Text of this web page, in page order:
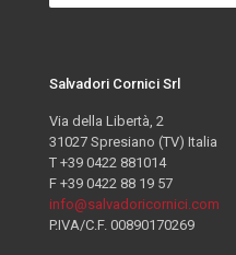
Salvadori Cornici Srl
Via della Libertà, 2
31027 Spresiano (TV) Italia
T +39 0422 881014
F +39 0422 88 19 57
info@salvadoricornici.com
P.IVA/C.F. 00890170269